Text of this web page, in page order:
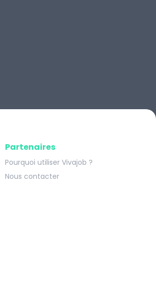
Partenaires
Pourquoi utiliser Vivajob ?
Nous contacter